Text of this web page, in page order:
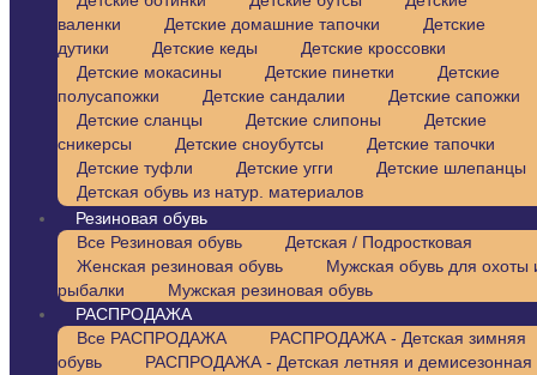
валенки
Детские домашние тапочки
Детские
дутики
Детские кеды
Детские кроссовки
Детские мокасины
Детские пинетки
Детские
полусапожки
Детские сандалии
Детские сапожки
Детские сланцы
Детские слипоны
Детские
сникерсы
Детские сноубутсы
Детские тапочки
Детские туфли
Детские угги
Детские шлепанцы
Детская обувь из натур. материалов
Резиновая обувь
Все Резиновая обувь
Детская / Подростковая
Женская резиновая обувь
Мужская обувь для охоты
рыбалки
Мужская резиновая обувь
РАСПРОДАЖА
Все РАСПРОДАЖА
РАСПРОДАЖА - Детская зимняя
обувь
РАСПРОДАЖА - Детская летняя и демисезонная